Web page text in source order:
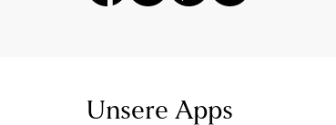
Unsere Apps